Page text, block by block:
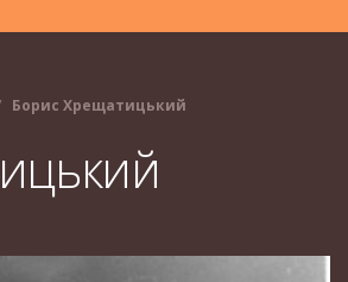
Борис Хрещатицький